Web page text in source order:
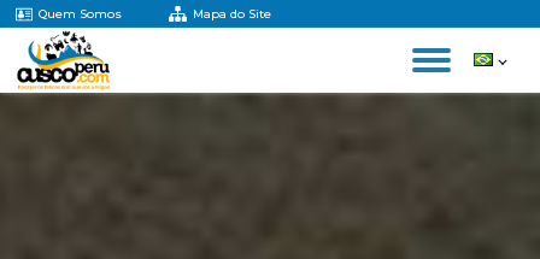
Quem Somos Mapa do Site